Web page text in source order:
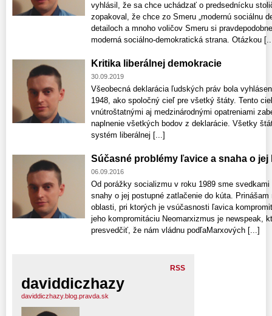
vyhlásil, že sa chce uchádzať o predsednícku
zopakoval, že chce zo Smeru „modernú sociálnu
detailoch a mnoho voličov Smeru si
moderná sociálno-demokratická strana. Otázkou
Kritika liberálnej demokracie
30.09.2019
Všeobecná deklarácia ľudských práv bola
1948, ako spoločný cieľ pre všetký štáty. Tento
vnútroštatnými aj medzinárodnými opatreniami
naplnenie všetkých bodov z deklarácie. Všetky
systém liberálnej [...]
Súčasné problémy ľavice a snaha o
06.09.2016
Od porážky socializmu v roku 1989 sme
snahy o jej postupné zatlačenie do kúta.
oblasti, pri ktorých je vsúčasnosti ľavica
jeho kompromitáciu Neomarxizmus je newspeak,
presvedčiť, že nám vládnu podľaMarxových [...]
RSS
daviddiczhazy
daviddiczhazy.blog.pravda.sk